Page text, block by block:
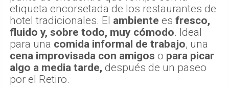
etiqueta encorsetada de los restaurantes de
hotel tradicionales. El ambiente es fresco,
fluido y, sobre todo, muy cómodo. Ideal
para una comida informal de trabajo, una
cena improvisada con amigos o para picar
algo a media tarde, después de un paseo
por el Retiro.